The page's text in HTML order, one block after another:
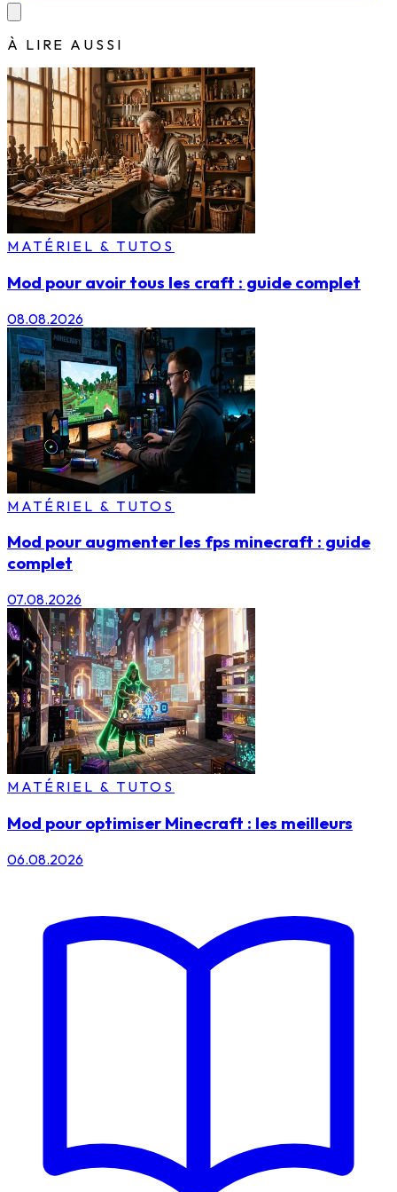
À LIRE AUSSI
MATÉRIEL & TUTOS
Mod pour avoir tous les craft : guide complet
08.08.2026
MATÉRIEL & TUTOS
Mod pour augmenter les fps minecraft : guide
complet
07.08.2026
MATÉRIEL & TUTOS
Mod pour optimiser Minecraft : les meilleurs
06.08.2026